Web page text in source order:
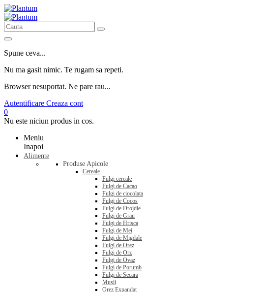
Spune ceva...
Nu ma gasit nimic. Te rugam sa repeti.
Browser nesuportat. Ne pare rau...
Autentificare Creaza cont
0
Nu este niciun produs in cos.
Meniu
Inapoi
Alimente
Produse Apicole
Cereale
Fulgi cereale
Fulgi de Cacao
Fulgi de ciocolata
Fulgi de Cocos
Fulgi de Drojdie
Fulgi de Grau
Fulgi de Hrisca
Fulgi de Mei
Fulgi de Migdale
Fulgi de Orez
Fulgi de Orz
Fulgi de Ovaz
Fulgi de Porumb
Fulgi de Secara
Musli
Orez Expandat